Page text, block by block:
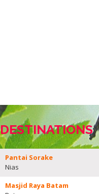
DESTINATIONS
Pantai Sorake
Nias
Masjid Raya Batam